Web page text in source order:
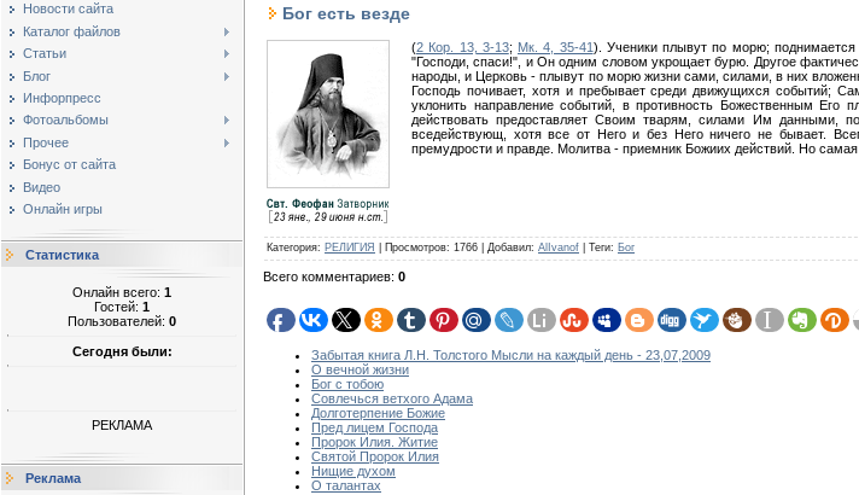
Новости сайта
Каталог файлов
Статьи
Блог
Инфорпресс
Фотоальбомы
Прочее
Бонус от сайта
Видео
Онлайн игры
Статистика
Онлайн всего: 1
Гостей: 1
Пользователей: 0
Сегодня были:
РЕКЛАМА
Реклама
Бог есть везде
(2 Кор. 13, 3-13; Мк. 4, 35-41). Ученики плывут по морю;
"Господи, спаси!", и Он одним словом укрощает бурю. Другое
народы, и Церковь - плывут по морю жизни сами, силами, в них
Господь почивает, хотя и пребывает среди движущихся событий;
уклонить направление событий, в противность Божественным
действовать предоставляет Своим тварям, силами Им
вседействующ, хотя все от Него и без Него ничего не бывает.
премудрости и правде. Молитва - приемник Божиих действий. Но
Категория: РЕЛИГИЯ Просмотров: 1766 Добавил: AlIvanof Теги: Бог
Всего комментариев: 0
Забытая книга Л.Н. Толстого Мысли на каждый день - 23,07,2009
О вечной жизни
Бог с тобою
Совлечься ветхого Адама
Долготерпение Божие
Пред лицем Господа
Пророк Илия. Житие
Святой Пророк Илия
Нищие духом
О талантах